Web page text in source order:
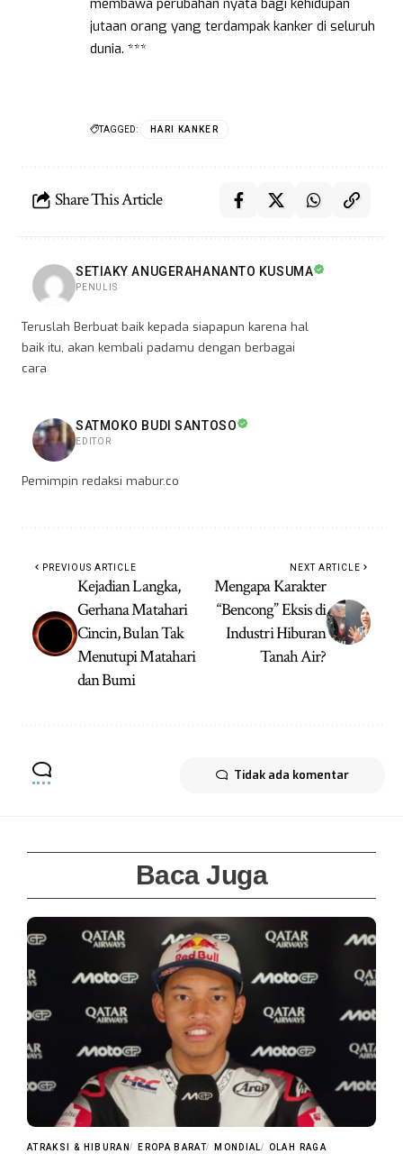
jutaan orang yang terdampak kanker di seluruh
dunia. ***
TAGGED: HARI KANKER
Share This Article
SETIAKY ANUGERAHANANTO KUSUMA
PENULIS
Teruslah Berbuat baik kepada siapapun karena hal
baik itu, akan kembali padamu dengan berbagai
cara
SATMOKO BUDI SANTOSO
EDITOR
Pemimpin redaksi mabur.co
PREVIOUS ARTICLE
Kejadian Langka,
Gerhana Matahari
Cincin, Bulan Tak
Menutupi Matahari
dan Bumi
NEXT ARTICLE
Mengapa Karakter
“Bencong” Eksis di
Industri Hiburan
Tanah Air?
Tidak ada komentar
Baca Juga
ATRAKSI & HIBURAN EROPA BARAT MONDIAL OLAH RAGA